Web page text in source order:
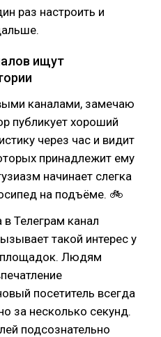
раз настроить и
ищут
каналами, замечаю
публикует хороший
через час и видит
принадлежит ему
начинает слегка
на подъёме. 🚲
Телеграм канал
такой интерес у
площадок. Людям
посетитель всегда
за несколько секунд.
подсознательно